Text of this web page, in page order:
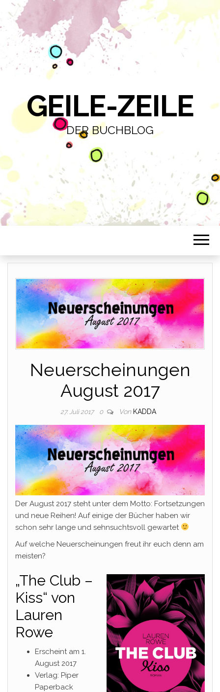
GEILE-ZEILE
DER BUCHBLOG
Neuerscheinungen
August 2017
27. Juli 2017 0 Von KADDA
Der August 2017 steht unter dem Motto: Fortsetzungen
und neue Reihen! Auf einige der Bücher haben wir
schon sehr lange und sehnsuchtsvoll gewartet
Auf welche Neuerscheinungen freut ihr euch denn am
meisten?
„The Club –
Kiss“ von
Lauren
Rowe
Erscheint am 1.
August 2017
Verlag: Piper
Paperback